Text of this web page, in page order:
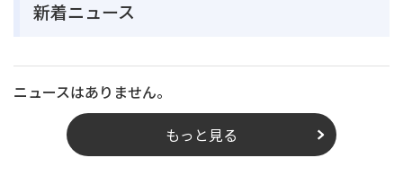
新着ニュース
ニュースはありません。
もっと見る